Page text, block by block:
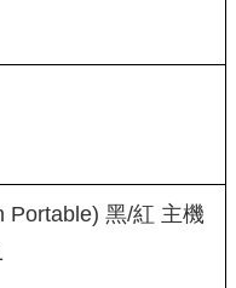
Portable) 黑/紅 主機